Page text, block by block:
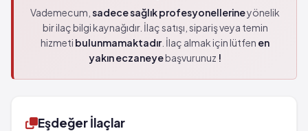
Vademecum, sadece sağlık profesyonellerineyönelik
bir ilaç bilgi kaynağıdır. İlaç satışı, sipariş veya temin
hizmeti bulunmamaktadır. İlaç almak için lütfen en
yakın eczaneyebaşvurunuz !
Eşdeğer İlaçlar